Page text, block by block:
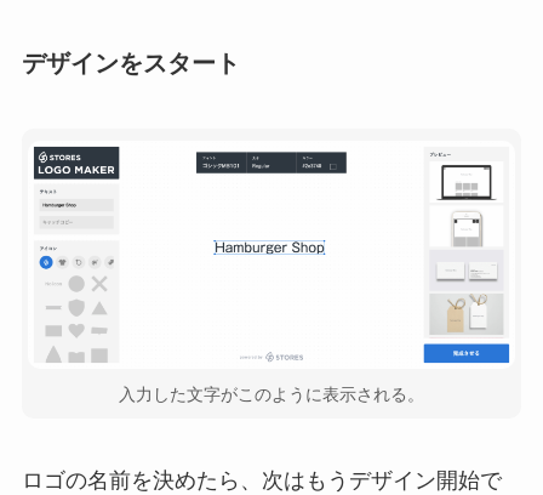
デザインをスタート
入力した文字がこのように表示される。
ロゴの名前を決めたら、次はもうデザイン開始で